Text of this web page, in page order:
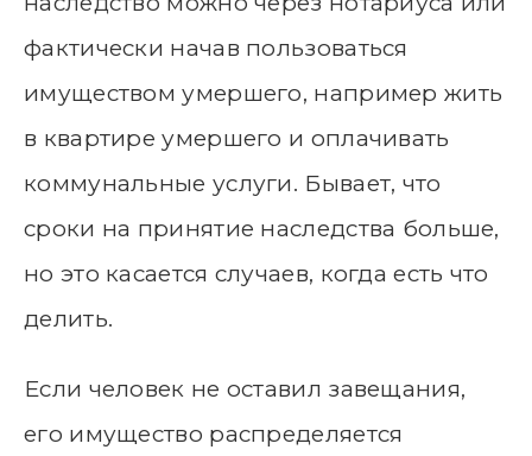
фактически начав пользоваться
имуществом умершего, например жить
в квартире умершего и оплачивать
коммунальные услуги. Бывает, что
сроки на принятие наследства больше,
но это касается случаев, когда есть что
делить.
Если человек не оставил завещания,
его имущество распределяется